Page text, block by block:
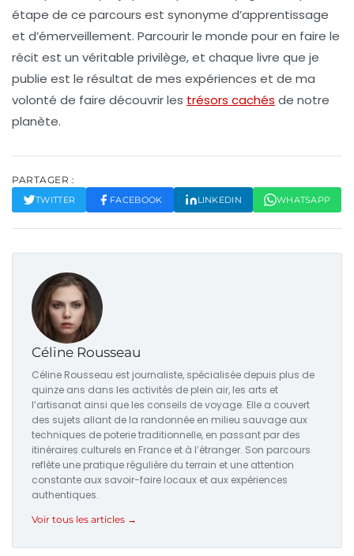
étape de ce parcours est synonyme d’apprentissage
et d’émerveillement. Parcourir le monde pour en faire le
récit est un véritable privilège, et chaque livre que je
publie est le résultat de mes expériences et de ma
volonté de faire découvrir les trésors cachés de notre
planète.
PARTAGER :
TWITTER FACEBOOK LINKEDIN WHATSAPP
Céline Rousseau
Céline Rousseau est journaliste, spécialisée depuis plus de
quinze ans dans les activités de plein air, les arts et
l’artisanat ainsi que les conseils de voyage. Elle a couvert
des sujets allant de la randonnée en milieu sauvage aux
techniques de poterie traditionnelle, en passant par des
itinéraires culturels en France et à l’étranger. Son parcours
reflète une pratique régulière du terrain et une attention
constante aux savoir-faire locaux et aux expériences
authentiques.
Voir tous les articles →